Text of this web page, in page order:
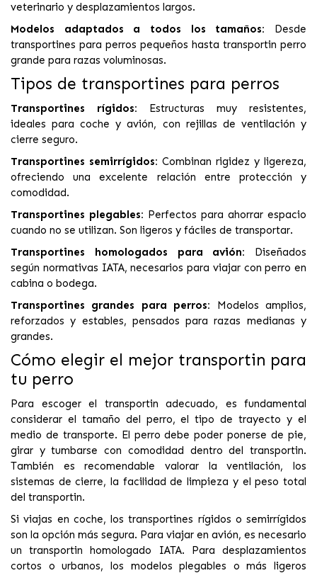
veterinario y desplazamientos largos.
Modelos adaptados a todos los tamaños: Desde
transportines para perros pequeños hasta transportin perro
grande para razas voluminosas.
Tipos de transportines para perros
Transportines rígidos: Estructuras muy resistentes,
ideales para coche y avión, con rejillas de ventilación y
cierre seguro.
Transportines semirrígidos: Combinan rigidez y ligereza,
ofreciendo una excelente relación entre protección y
comodidad.
Transportines plegables: Perfectos para ahorrar espacio
cuando no se utilizan. Son ligeros y fáciles de transportar.
Transportines homologados para avión: Diseñados
según normativas IATA, necesarios para viajar con perro en
cabina o bodega.
Transportines grandes para perros: Modelos amplios,
reforzados y estables, pensados para razas medianas y
grandes.
Cómo elegir el mejor transportin para
tu perro
Para escoger el transportin adecuado, es fundamental
considerar el tamaño del perro, el tipo de trayecto y el
medio de transporte. El perro debe poder ponerse de pie,
girar y tumbarse con comodidad dentro del transportin.
También es recomendable valorar la ventilación, los
sistemas de cierre, la facilidad de limpieza y el peso total
del transportin.
Si viajas en coche, los transportines rígidos o semirrígidos
son la opción más segura. Para viajar en avión, es necesario
un transportin homologado IATA. Para desplazamientos
cortos o urbanos, los modelos plegables o más ligeros